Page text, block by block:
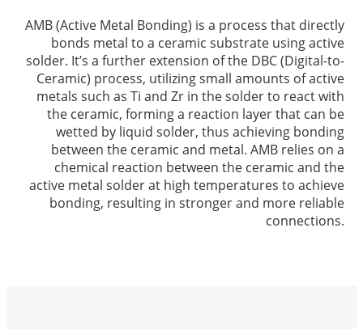
AMB (Active Metal Bonding) is a process that directly
bonds metal to a ceramic substrate using active
solder. It’s a further extension of the DBC (Digital-to-
Ceramic) process, utilizing small amounts of active
metals such as Ti and Zr in the solder to react with
the ceramic, forming a reaction layer that can be
wetted by liquid solder, thus achieving bonding
between the ceramic and metal. AMB relies on a
chemical reaction between the ceramic and the
active metal solder at high temperatures to achieve
bonding, resulting in stronger and more reliable
connections.